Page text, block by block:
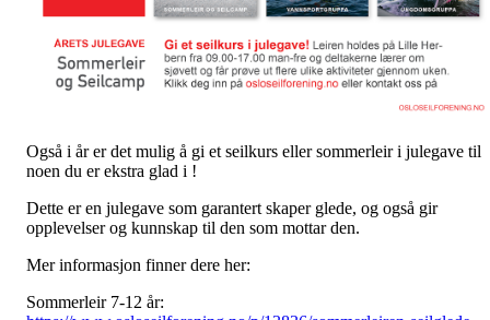
Også i år er det mulig å gi et seilkurs eller sommerleir i julegave til
noen du er ekstra glad i !
Dette er en julegave som garantert skaper glede, og også gir
opplevelser og kunnskap til den som mottar den.
Mer informasjon finner dere her:
Sommerleir 7-12 år: